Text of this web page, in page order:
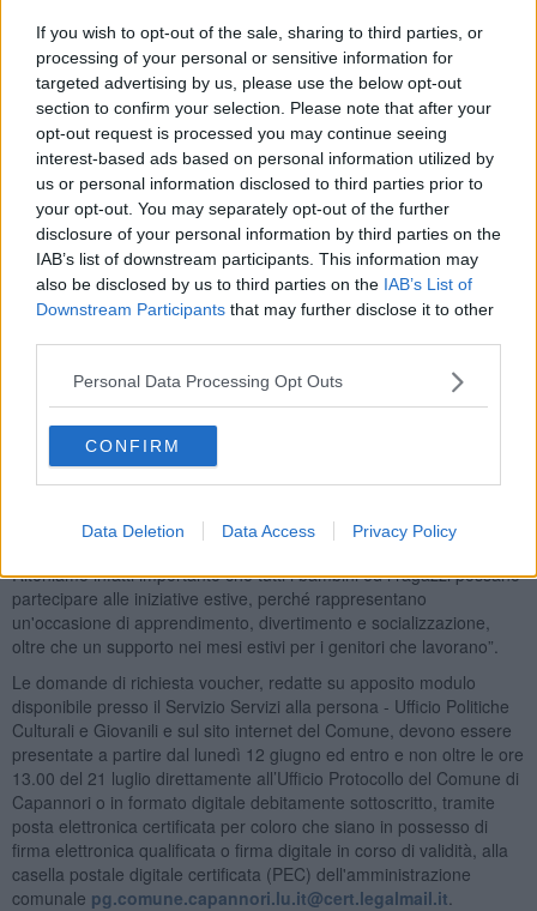
If you wish to opt-out of the sale, sharing to third parties, or
processing of your personal or sensitive information for
targeted advertising by us, please use the below opt-out
section to confirm your selection. Please note that after your
opt-out request is processed you may continue seeing
interest-based ads based on personal information utilized by
us or personal information disclosed to third parties prior to
your opt-out. You may separately opt-out of the further
disclosure of your personal information by third parties on the
IAB’s list of downstream participants. This information may
also be disclosed by us to third parties on the IAB’s List of
Downstream Participants that may further disclose it to other
Personal Data Processing Opt Outs
CONFIRM
Data Deletion Data Access Privacy Policy
Possono beneficiare dei voucher i genitori diragazzi di età
compresa tra i 4 anni e i 14 anni, con un Isee in corso di
validità non superiore a 21500 euroche abbiano iscritto i figli alle
attività estive per almeno tre settimane. I buoni saranno erogati,
con un importo massimo di170 euro, fino ad esaurimento della
disponibilità, seguendo l'ordine di presentazione della domanda.
L’importo verrà quantificato in maniera inversamente proporzionale
all’importo risultante dalla certificazione Isee. Per fare alcuni
esempi, con un Isee fino a 6.195 euro è erogabile un voucher di
170 euro, con un Isee di 10 mila euro è erogabile un voucher di
135,60 euro, con un Isee di 15 mila euro è erogabile un voucher di
90,40 euro, con un Isee di 20 mila euro è erogabile un voucher di
45,20 euro. I voucher sono previsti per uno o più figli peruna
iscrizioni alle attività estive.
alle spese per le attività estive delle famiglie a basso reddito –
Riteniamo infatti importante che tutti i bambini ed i ragazzi possano
partecipare alle iniziative estive, perché rappresentano
un'occasione di apprendimento, divertimento e socializzazione,
oltre che un supporto nei mesi estivi per i genitori che lavorano”.
Le domande di richiesta voucher, redatte su apposito modulo
disponibile presso il Servizio Servizi alla persona - Ufficio Politiche
Culturali e Giovanili e sul sito internet del Comune, devono essere
presentate a partire dal lunedì 12 giugno ed entro e non oltre le ore
13.00 del 21 luglio direttamente all’Ufficio Protocollo del Comune di
Capannori o in formato digitale debitamente sottoscritto, tramite
posta elettronica certificata per coloro che siano in possesso di
firma elettronica qualificata o firma digitale in corso di validità, alla
casella postale digitale certificata (PEC) dell'amministrazione
comunale pg.comune.capannori.lu.it@cert.legalmail.it